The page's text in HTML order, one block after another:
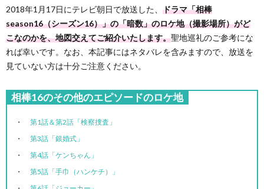
せ
2018年1月17日にテレビ朝日で放送した、 ドラマ「相棒
season16（シーズン16）」の「暗数」のロケ地（撮影場所）がど
こなのかを、地図交えてご紹介いたします。聖地巡礼のご参考にな
れば幸いです。なお、本記事にはネタバレを含みますので、放送を
見ていない方は十分ご注意ください。
相棒16のその他のエピソードのロケ地
第1話＆第2話「検察捜査」
第3話「銀婚式」
第4話「ケンちゃん」
第5話「手巾（ハンケチ）」